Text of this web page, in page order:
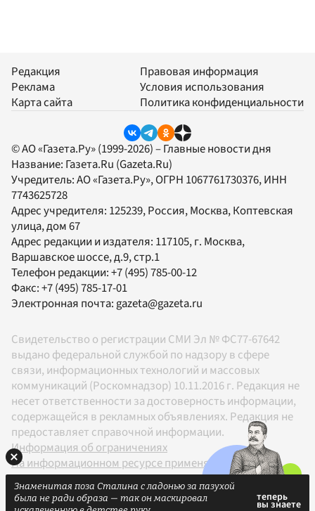
Редакция
Реклама
Карта сайта
Правовая информация
Условия использования
Политика конфиденциальности
© АО «Газета.Ру» (1999-2026) – Главные новости дня
Название: Газета.Ru (Gazeta.Ru)
Учредитель:АО «Газета.Ру», ОГРН 1067761730376, ИНН
7743625728
Адрес учредителя: 125239, Россия, Москва, Коптевская
улица, дом 67
Адрес редакции и издателя: 117105, г. Москва,
Варшавское шоссе, д.9, стр.1
Телефон редакции:+7 (495) 785-00-12
Факс:+7 (495) 785-17-01
Электронная почта:gazeta@gazeta.ru
Свидетельство о регистрации СМИ Эл № ФС77-67642
выдано федеральной службой по надзору в сфере
связи, информационных технологий и массовых
коммуникаций (Роскомнадзор) 10.11.2016 г. Редакция не
несет ответственности за достоверность информации,
содержащейся в рекламных объявлениях. Редакция не
предоставляет справочной информации.
Информация об ограничениях
На информационном ресурсе применяются
рекомендательные технологии в соответствии с
Правилами
Знаменитая поза Сталина с ладонью за пазухой
была не ради образа — так он маскировал